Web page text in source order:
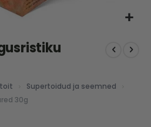
Supertoidud ja seemned
30g